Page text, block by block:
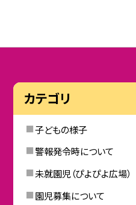
カテゴリ
子どもの様子
警報発令時について
未就園児（ぴよぴよ広場）
園児募集について